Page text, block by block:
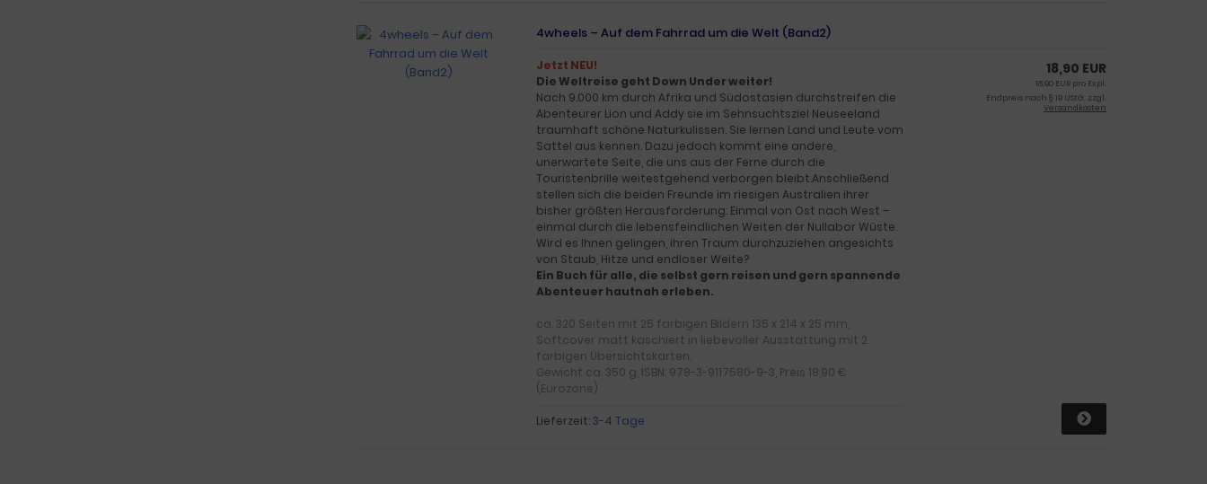
4wheels – Auf dem Fahrrad um die Welt (Band2)
Jetzt NEU!
Die Weltreise geht Down Under weiter!
Nach 9.000 km durch Afrika und Südostasien durchstreifen die
Abenteurer Lion und Addy sie im Sehnsuchtsziel Neuseeland
traumhaft schöne Naturkulissen. Sie lernen Land und Leute vom
Sattel aus kennen. Dazu jedoch kommt eine andere,
unerwartete Seite, die uns aus der Ferne durch die
Touristenbrille weitestgehend verborgen bleibt.Anschließend
stellen sich die beiden Freunde im riesigen Australien ihrer
bisher größten Herausforderung: Einmal von Ost nach West –
einmal durch die lebensfeindlichen Weiten der Nullabor Wüste.
Wird es Ihnen gelingen, ihren Traum durchzuziehen angesichts
von Staub, Hitze und endloser Weite?
Ein Buch für alle, die selbst gern reisen und gern spannende
Abenteuer hautnah erleben.
ca. 320 Seiten mit 25 farbigen Bildern 135 x 214 x 25 mm,
Softcover matt kaschiert in liebevoller Ausstattung mit 2
farbigen Übersichtskarten.
Gewicht ca. 350 g, ISBN: 978-3-9117580-9-3, Preis 18,90 €
(Eurozone)
Lieferzeit:3-4 Tage
18,90 EUR
18,90 EUR pro Expl.
Endpreis nach § 19 UStG. zzgl.
Versandkosten